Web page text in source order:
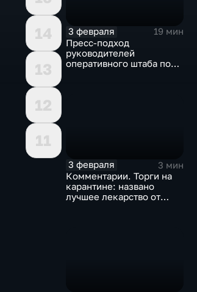
14
13
12
11
3 февраля
19 мин
Пресс-подход
руководителей
оперативного штаба по
3 февраля
3 мин
Комментарии. Торги на
карантине: названо
лучшее лекарство от